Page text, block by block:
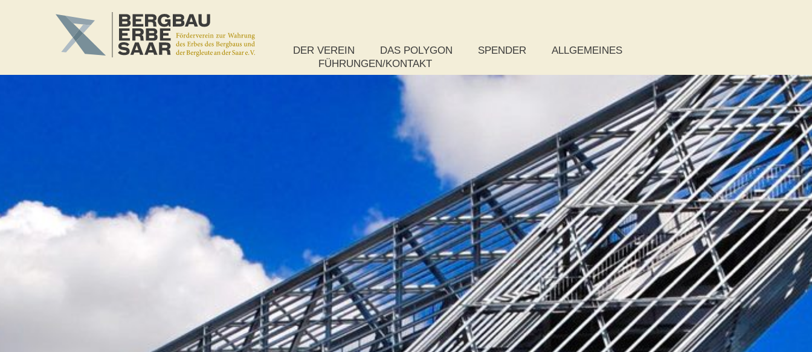
DER VEREIN DAS POLYGON
Rundflug
Was ist ein Polygon?
Zahlen, Daten und Fakten
Chronik zum Bau
Auszeichnungen
Publikationen
Wettbewerb
Projektsteuerung – Rückschau
SPENDER
So spenden Sie
Weitere Spender
ALLGEMEINES
FÜHRUNGEN/KONTAKT